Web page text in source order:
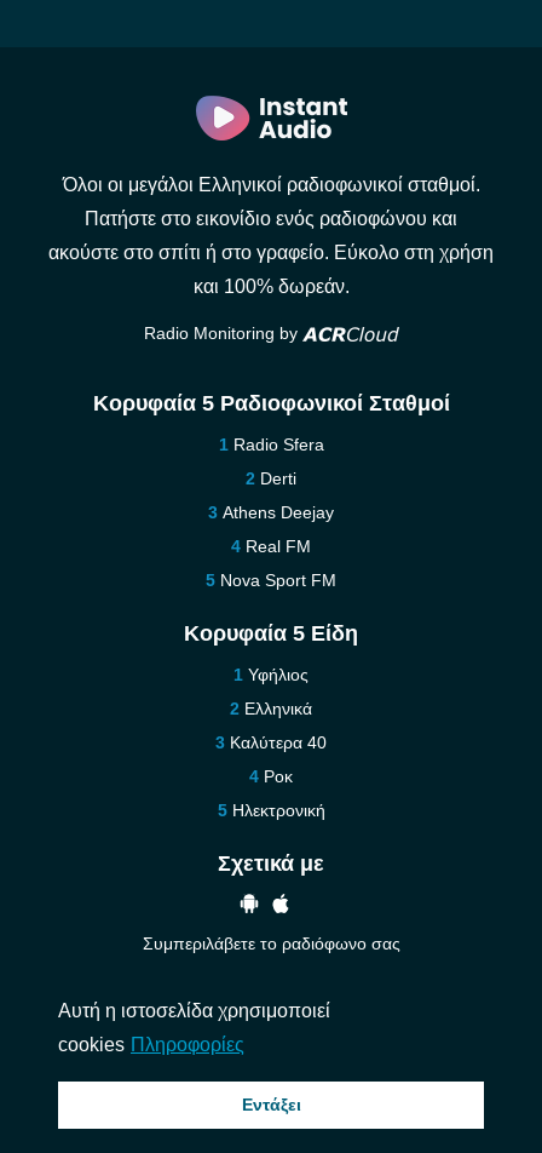
Όλοι οι μεγάλοι Ελληνικοί ραδιοφωνικοί σταθμοί.
Πατήστε στο εικονίδιο ενός ραδιοφώνου και
ακούστε στο σπίτι ή στο γραφείο. Εύκολο στη χρήση
και 100% δωρεάν.
Radio Monitoring by
Κορυφαία 5 Ραδιοφωνικοί Σταθμοί
Radio Sfera
Derti
Athens Deejay
Real FM
Nova Sport FM
Κορυφαία 5 Είδη
Υφήλιος
Ελληνικά
Καλύτερα 40
Ροκ
Ηλεκτρονική
Σχετικά με
Συμπεριλάβετε το ραδιόφωνο σας
Επικοινωνήστε μαζί μας
Απορρήτου
Αυτή η ιστοσελίδα χρησιμοποιεί
cookies Πληροφορίες
Εντάξει